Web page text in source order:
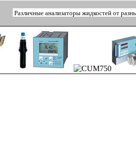
Различные анализаторы жидкостей от